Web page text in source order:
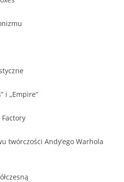
i „Empire”
twórczości Andy’ego Warhola